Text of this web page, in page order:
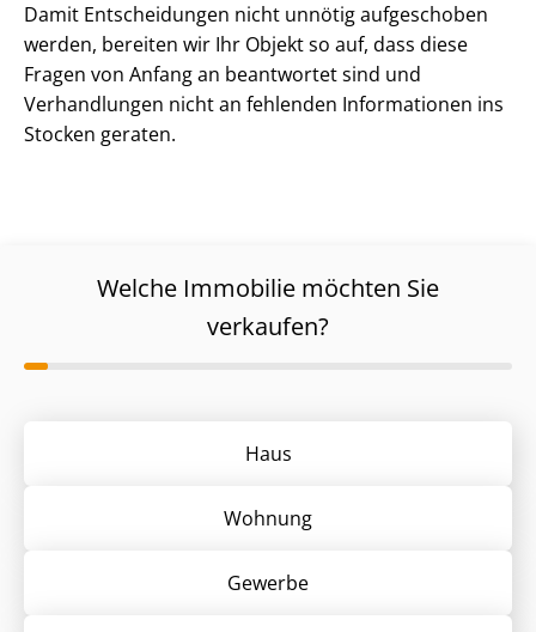
Damit Entscheidungen nicht unnötig aufgeschoben
werden, bereiten wir Ihr Objekt so auf, dass diese
Fragen von Anfang an beantwortet sind und
Verhandlungen nicht an fehlenden Informationen ins
Stocken geraten.
Welche Immobilie möchten Sie
verkaufen?
Haus
Wohnung
Gewerbe